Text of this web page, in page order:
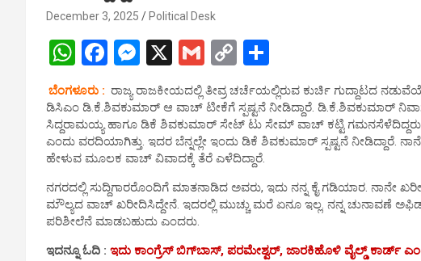
December 3, 2025 Political Desk
W
h
at
s
A
p
p
F
ce
b
o
o
k
M
es
se
n
g
er
X
G
m
ail
C
o
py
Li
n
k
h
ar
e
ಬೆಂಗಳೂರು : ರಾಜ್ಯ ರಾಜಕೀಯದಲ್ಲಿ ತೀವ್ರ ಚರ್ಚೆಯಲ್ಲಿರುವ ಕುರ್ಚಿ ಗುದ್ದಾಟದ
ಡಿಸಿಎಂ ಡಿ.ಕೆ.ಶಿವಕುಮಾರ್ ಆ ವಾಚ್ ಟೀಕೆಗೆ ಸ್ಪಷ್ಟನೆ ನೀಡಿದ್ದಾರೆ. ಡಿ.ಕೆ.ಶಿವಕುಮಾರ್
ಸಿದ್ದರಾಮಯ್ಯ ಹಾಗೂ ಡಿಕೆ ಶಿವಕುಮಾರ್ ಸೇಟ್ ಟು ಸೇಮ್ ವಾಚ್ ಕಟ್ಟಿ
ಎಂದು ವರದಿಯಾಗಿತ್ತು. ಇದರ ಬೆನ್ನಲ್ಲೇ ಇಂದು ಡಿಕೆ ಶಿವಕುಮಾರ್ ಸ್ಪಷ್ಟನೆ ನೀಡಿದ್ದಾರೆ.
ಹೇಳುವ ಮೂಲಕ ವಾಚ್ ವಿವಾದಕ್ಕೆ ತೆರೆ ಎಳೆದಿದ್ದಾರೆ.
ನಗರದಲ್ಲಿ ಸುದ್ದಿಗಾರರೊಂದಿಗೆ ಮಾತನಾಡಿದ ಅವರು, ಇದು ನನ್ನ ಕೈ ಗಡಿಯಾರ. ನಾನೇ
ಮೌಲ್ಯದ ವಾಚ್ ಖರೀದಿಸಿದ್ದೇನೆ. ಇದರಲ್ಲಿ ಮುಚ್ಚು ಮರೆ ಏನೂ ಇಲ್ಲ. ನನ್ನ ಚುನಾವಣೆ
ಪರಿಶೀಲೆನೆ ಮಾಡಬಹುದು ಎಂದರು.
ಇದನ್ನೂ ಓದಿ : ಇದು ಕಾಂಗ್ರೆಸ್‌ ಬಿಗ್‌ಬಾಸ್, ಪರಮೇಶ್ವರ್, ಜಾರಕಿಹೊಳಿ ವೈಲ್ಡ್ ಕಾರ್ಡ್‌